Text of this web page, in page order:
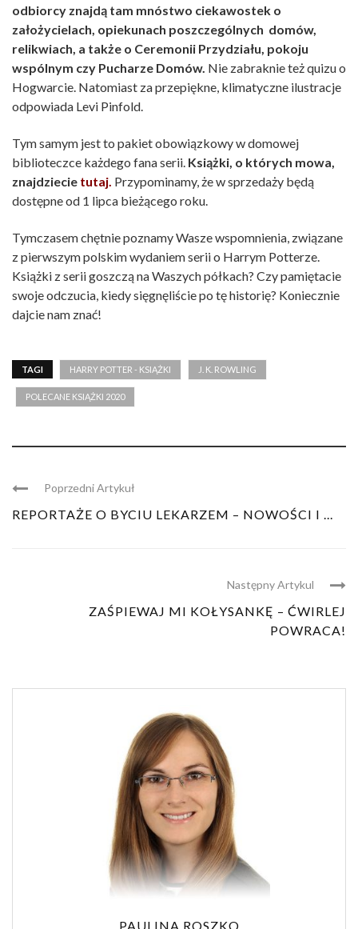
odbiorcy znajdą tam mnóstwo ciekawostek o
założycielach, opiekunach poszczególnych domów,
relikwiach, a także o Ceremonii Przydziału, pokoju
wspólnym czy Pucharze Domów. Nie zabraknie też quizu o
Hogwarcie. Natomiast za przepiękne, klimatyczne ilustracje
odpowiada Levi Pinfold.
Tym samym jest to pakiet obowiązkowy w domowej
biblioteczce każdego fana serii. Książki, o których mowa,
znajdziecie tutaj. Przypominamy, że w sprzedaży będą
dostępne od 1 lipca bieżącego roku.
Tymczasem chętnie poznamy Wasze wspomnienia, związane
z pierwszym polskim wydaniem serii o Harrym Potterze.
Książki z serii goszczą na Waszych półkach? Czy pamiętacie
swoje odczucia, kiedy sięgnęliście po tę historię? Koniecznie
dajcie nam znać!
TAGI HARRY POTTER - KSIĄŻKI J. K. ROWLING
POLECANE KSIĄŻKI 2020
Poprzedni Artykuł
REPORTAŻE O BYCIU LEKARZEM – NOWOŚCI I ...
Następny Artykul
ZAŚPIEWAJ MI KOŁYSANKĘ – ĆWIRLEJ
POWRACA!
PAULINA ROSZKO